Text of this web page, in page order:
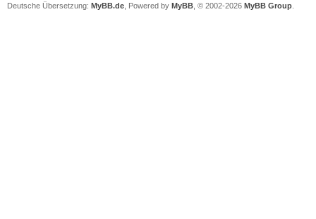
Deutsche Übersetzung: MyBB.de , Powered by MyBB , © 2002-2026 MyBB Group